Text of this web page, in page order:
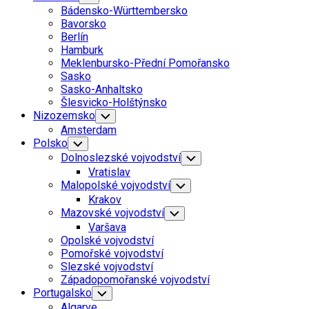
Child
Menu
Bádensko-Württembersko
Bavorsko
Berlín
Hamburk
Meklenbursko-Přední Pomořansko
Sasko
Sasko-Anhaltsko
Šlesvicko-Holštýnsko
Nizozemsko Toggle
Child
Menu
Amsterdam
Polsko Toggle
Child
Menu
Dolnoslezské vojvodství Toggle
Child
Menu
Vratislav
Malopolské vojvodství Toggle
Child
Menu
Krakov
Mazovské vojvodství Toggle
Child
Varšava
Opolské vojvodství
Pomořské vojvodství
Slezské vojvodství
Západopomořanské vojvodství
Portugalsko Toggle
Child